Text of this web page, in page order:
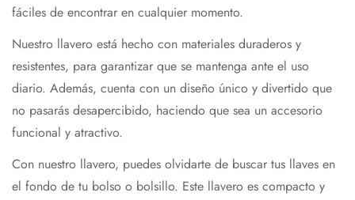
fáciles de encontrar en cualquier momento.
Nuestro llavero está hecho con materiales duraderos y
resistentes, para garantizar que se mantenga ante el uso
diario. Además, cuenta con un diseño único y divertido que
no pasarás desapercibido, haciendo que sea un accesorio
funcional y atractivo.
Con nuestro llavero, puedes olvidarte de buscar tus llaves en
el fondo de tu bolso o bolsillo. Este llavero es compacto y